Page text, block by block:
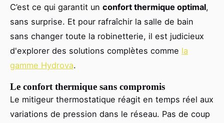
C’est ce qui garantit un confort thermique optimal,
sans surprise. Et pour rafraîchir la salle de bain
sans changer toute la robinetterie, il est judicieux
d'explorer des solutions complètes comme la
gamme Hydrova.
Le confort thermique sans compromis
Le mitigeur thermostatique réagit en temps réel aux
variations de pression dans le réseau. Pas de coup